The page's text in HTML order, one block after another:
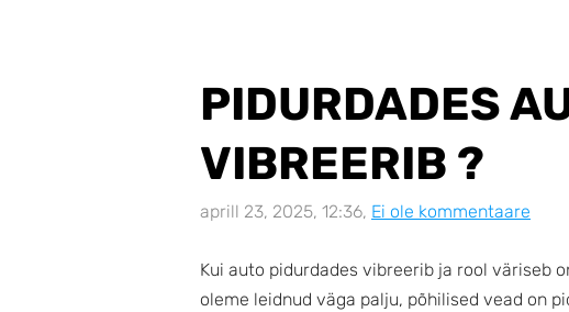
PIDURDADES
VIBREERIB ?
aprill 23, 2025, 12:36, Ei ole kommentaare
Kui auto pidurdades vibreerib ja rool väriseb
oleme leidnud väga palju, põhilised vead on